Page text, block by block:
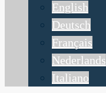
English
Deutsch
Français
Nederlands
Italiano